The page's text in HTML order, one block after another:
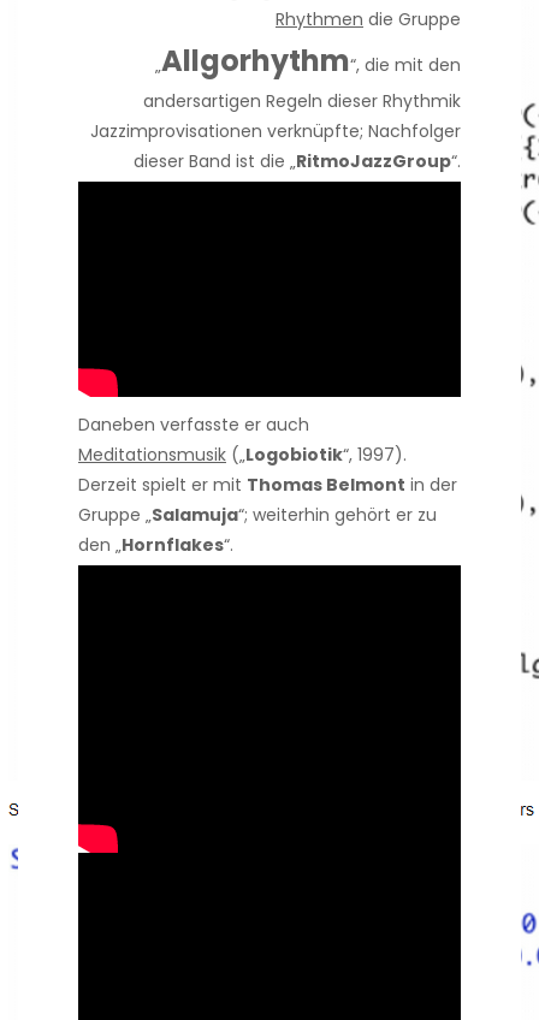
Rhythmen die Gruppe
„Allgorhythm“, die mit den
andersartigen Regeln dieser Rhythmik
Jazzimprovisationen verknüpfte; Nachfolger
dieser Band ist die „RitmoJazzGroup“.
Daneben verfasste er auch
Meditationsmusik („Logobiotik“, 1997).
Derzeit spielt er mit Thomas Belmont in der
Gruppe „Salamuja“; weiterhin gehört er zu
den „Hornflakes“.